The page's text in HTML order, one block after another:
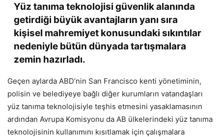
Yüz tanıma teknolojisi güvenlik alanında
getirdiği büyük avantajların yanı sıra
kişisel mahremiyet konusundaki sıkıntılar
nedeniyle bütün dünyada tartışmalara
zemin hazırladı.
Geçen aylarda ABD’nin San Francisco kenti yönetiminin,
polisin ve belediyeye bağlı diğer kurumların vatandaşları
yüz tanıma teknolojisiyle teşhis etmesini yasaklamasının
ardından Avrupa Komisyonu da AB ülkelerindeki yüz tanıma
teknolojisinin kullanımını kısıtlamak için çalışmalara